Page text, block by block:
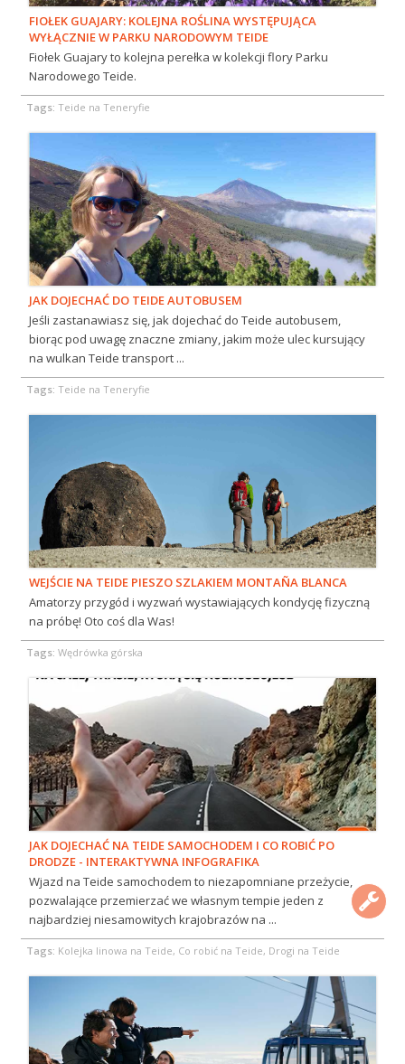
FIOŁEK GUAJARY: KOLEJNA ROŚLINA WYSTĘPUJĄCA
WYŁĄCZNIE W PARKU NARODOWYM TEIDE
Fiołek Guajary to kolejna perełka w kolekcji flory Parku
Narodowego Teide.
Tags: Teide na Teneryfie
JAK DOJECHAĆ DO TEIDE AUTOBUSEM
Jeśli zastanawiasz się, jak dojechać do Teide autobusem,
biorąc pod uwagę znaczne zmiany, jakim może ulec kursujący
na wulkan Teide transport ...
Tags: Teide na Teneryfie
WEJŚCIE NA TEIDE PIESZO SZLAKIEM MONTAÑA BLANCA
Amatorzy przygód i wyzwań wystawiających kondycję fizyczną
na próbę! Oto coś dla Was!
Tags: Wędrówka górska
JAK DOJECHAĆ NA TEIDE SAMOCHODEM I CO ROBIĆ PO
DRODZE - INTERAKTYWNA INFOGRAFIKA
Wjazd na Teide samochodem to niezapomniane przeżycie,
pozwalające przemierzać we własnym tempie jeden z
najbardziej niesamowitych krajobrazów na ...
Tags: Kolejka linowa na Teide, Co robić na Teide, Drogi na Teide